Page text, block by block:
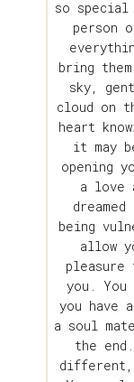
so
person
bring
sky,
cloud on
heart
it may
opening
a love
being
allow
you.
you have
a soul
the
different,